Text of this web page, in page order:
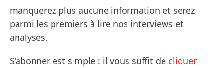
manquerez plus aucune information et serez
parmi les premiers à lire nos interviews et
analyses.
S’abonner est simple : il vous suffit de cliquer